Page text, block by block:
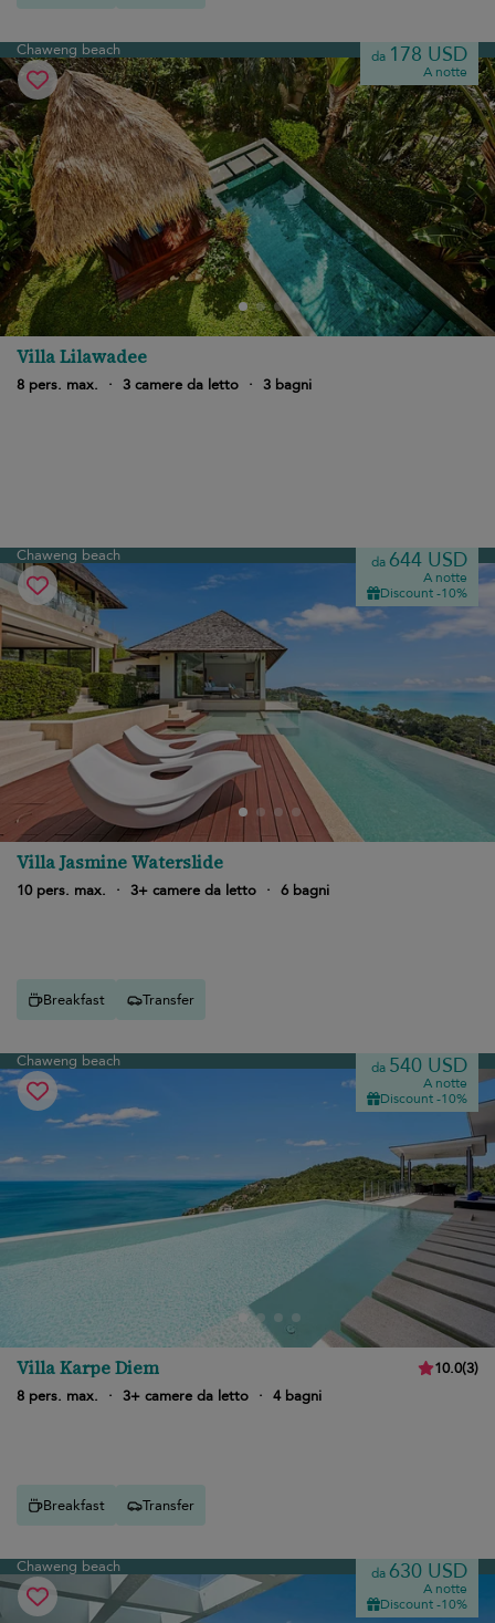
Chaweng beach da 178 USD
A notte
Villa Lilawadee
8 pers. max. · 3 camere da letto · 3 bagni
Chaweng beach da 644 USD
A notte
Discount -10%
Villa Jasmine Waterslide
10 pers. max. · 3+ camere da letto · 6 bagni
Breakfast Transfer
Chaweng beach da 540 USD
A notte
Discount -10%
Villa Karpe Diem 10.0(3)
8 pers. max.
· 3+ camere da letto · 4 bagni
Breakfast Transfer
Chaweng beach da 630 USD
A notte
Discount -10%